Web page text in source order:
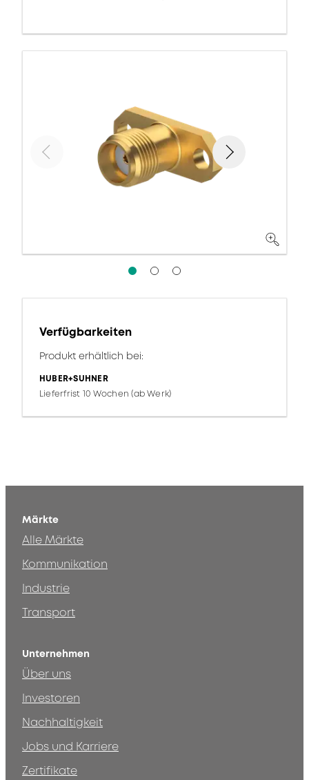
Verfügbarkeiten
Produkt erhältlich bei:
HUBER+SUHNER
Lieferfrist 10 Wochen (ab Werk)
Märkte
Alle Märkte
Kommunikation
Industrie
Transport
Unternehmen
Über uns
Investoren
Nachhaltigkeit
Jobs und Karriere
Zertifikate